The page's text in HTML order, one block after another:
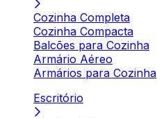
Cozinha Completa
Cozinha Compacta
Balcões para Cozinha
Armário Aéreo
Armários para Cozinha
Escritório